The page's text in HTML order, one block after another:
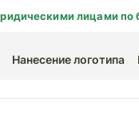
лицами по
Нанесение логотипа